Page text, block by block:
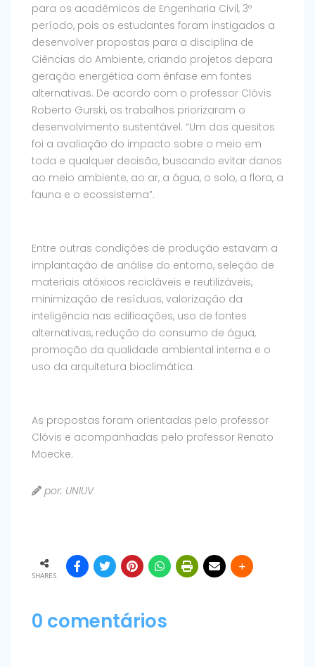
para os acadêmicos de Engenharia Civil, 3º
período, pois os estudantes foram instigados a
desenvolver propostas para a disciplina de
Ciências do Ambiente, criando projetos depara
geração energética com ênfase em fontes
alternativas. De acordo com o professor Clóvis
Roberto Gurski, os trabalhos priorizaram o
desenvolvimento sustentável. “Um dos quesitos
foi a avaliação do impacto sobre o meio em
toda e qualquer decisão, buscando evitar danos
ao meio ambiente, ao ar, a água, o solo, a flora, a
fauna e o ecossistema”.
Entre outras condições de produção estavam a
implantação de análise do entorno, seleção de
materiais atóxicos recicláveis e reutilizáveis,
minimização de resíduos, valorização da
inteligência nas edificações, uso de fontes
alternativas, redução do consumo de água,
promoção da qualidade ambiental interna e o
uso da arquitetura bioclimática.
As propostas foram orientadas pelo professor
Clóvis e acompanhadas pelo professor Renato
Moecke.
por: UNIUV
SHARES
0 comentários